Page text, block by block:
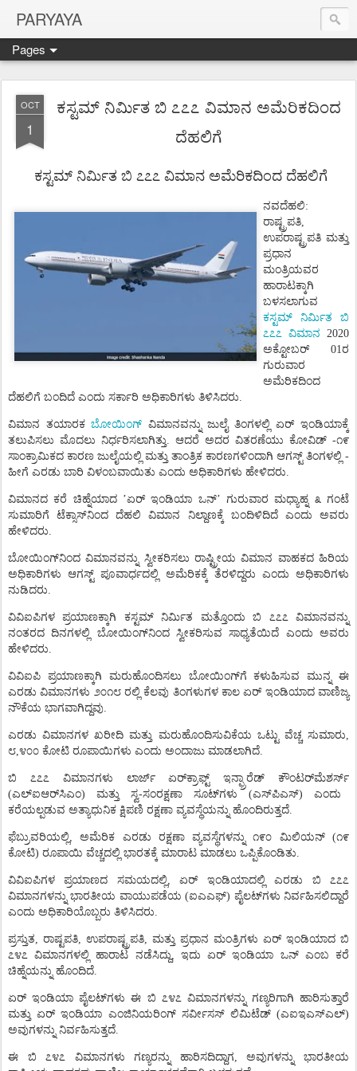
PARYAYA
Pages
OCT
1
ಕಸ್ಟಮ್ ನಿರ್ಮಿತ ಬಿ ೭೭೭ ವಿಮಾನ ಅಮೆರಿಕದಿಂದ
ದೆಹಲಿಗೆ
ಕಸ್ಟಮ್ ನಿರ್ಮಿತ ಬಿ ೭೭೭ ವಿಮಾನ ಅಮೆರಿಕದಿಂದ ದೆಹಲಿಗೆ
ನವದೆಹಲಿ:
ರಾಷ್ಟ್ರಪತಿ,
ಉಪರಾಷ್ಟ್ರಪತಿ ಮತ್ತು
ಪ್ರಧಾನ
ಮಂತ್ರಿಯವರ
ಹಾರಾಟಕ್ಕಾಗಿ
ಬಳಸಲಾಗುವ
ಕಸ್ಟಮ್
ನಿರ್ಮಿತ
ಬಿ
೭೭೭ ವಿಮಾನ 2020
ಅಕ್ಟೋಬರ್01ರ
ಗುರುವಾರ
ಅಮೆರಿಕದಿಂದ
ದೆಹಲಿಗೆ ಬಂದಿದೆ ಎಂದು ಸರ್ಕಾರಿ ಅಧಿಕಾರಿಗಳು ತಿಳಿಸಿದರು.
ವಿಮಾನ ತಯಾರಕ ಬೋಯಿಂಗ್ ವಿಮಾನವನ್ನು ಜುಲೈ ತಿಂಗಳಲ್ಲಿ ಏರ್ ಇಂಡಿಯಾಕ್ಕೆ
ತಲುಪಿಸಲು ಮೊದಲು ನಿರ್ಧರಿಸಲಾಗಿತ್ತು. ಆದರೆ ಅದರ ವಿತರಣೆಯು ಕೋವಿಡ್ -೧೯
ಸಾಂಕ್ರಾಮಿಕದ ಕಾರಣ ಜುಲೈಯಲ್ಲಿ ಮತ್ತು ತಾಂತ್ರಿಕ ಕಾರಣಗಳಿಂದಾಗಿ ಆಗಸ್ಟ್ ತಿಂಗಳಲ್ಲಿ -
ಹೀಗೆ ಎರಡು ಬಾರಿ ವಿಳಂಬವಾಯಿತು ಎಂದು ಅಧಿಕಾರಿಗಳು ಹೇಳಿದರು.
ವಿಮಾನದ ಕರೆ ಚಿಹ್ನೆಯಾದ’ಏರ್ ಇಂಡಿಯಾ ಒನ್’ಗುರುವಾರ ಮಧ್ಯಾಹ್ನ ೩ ಗಂಟೆ
ಸುಮಾರಿಗೆ
ಟೆಕ್ಸಾಸ್ನಿಂದ ದೆಹಲಿ ವಿಮಾನ ನಿಲ್ದಾಣಕ್ಕೆ ಬಂದಿಳಿದಿದೆ ಎಂದು
ಅವರು
ಹೇಳಿದರು.
ಬೋಯಿಂಗ್ನಿಂದ ವಿಮಾನವನ್ನು ಸ್ವೀಕರಿಸಲು ರಾಷ್ಟ್ರೀಯ ವಿಮಾನ ವಾಹಕದ ಹಿರಿಯ
ಅಧಿಕಾರಿಗಳು
ಆಗಸ್ಟ್ ಪೂವಾರ್ಧದಲ್ಲಿ ಅಮೆರಿಕಕ್ಕೆ ತೆರಳಿದ್ದರು ಎಂದು
ಅಧಿಕಾರಿಗಳು
ನುಡಿದರು.
ವಿವಿಐಪಿಗಳ ಪ್ರಯಾಣಕ್ಕಾಗಿ ಕಸ್ಟಮ್ ನಿರ್ಮಿತ ಮತ್ತೊಂದು ಬಿ ೭೭೭
ವಿಮಾನವನ್ನು
ನಂತರದ ದಿನಗಳಲ್ಲಿ ಬೋಯಿಂಗ್ನಿಂದ ಸ್ವೀಕರಿಸುವ ಸಾಧ್ಯತೆಯಿದೆ ಎಂದು
ಅವರು
ಹೇಳಿದರು.
ವಿವಿಐಪಿ ಪ್ರಯಾಣಕ್ಕಾಗಿ ಮರುಹೊಂದಿಸಲು ಬೋಯಿಂಗ್ಗೆ ಕಳುಹಿಸುವ ಮುನ್ನ
ಈ
ಎರಡು ವಿಮಾನಗಳು ೨೦೧೮ ರಲ್ಲಿ ಕೆಲವು ತಿಂಗಳುಗಳ ಕಾಲ ಏರ್ ಇಂಡಿಯಾದ ವಾಣಿಜ್ಯ
ನೌಕೆಯ ಭಾಗವಾಗಿದ್ದವು.
ಎರಡು ವಿಮಾನಗಳ ಖರೀದಿ ಮತ್ತು ಮರುಹೊಂದಿಸುವಿಕೆಯ ಒಟ್ಟು ವೆಚ್ಚ ಸುಮಾರು,
೮,೪೦೦ ಕೋಟಿ ರೂಪಾಯಿಗಳು ಎಂದು ಅಂದಾಜು ಮಾಡಲಾಗಿದೆ.
ಬಿ ೭೭೭ ವಿಮಾನಗಳು ಲಾರ್ಜ್ ಏರ್ಕ್ರಾಫ್ಟ್ ಇನ್ಫ್ರಾರೆಡ್ ಕೌಂಟರ್ಮೆಶರ್ಸ್
(ಎಲ್ಐಆರ್ಸಿಎಂ) ಮತ್ತು ಸ್ವ-ಸಂರಕ್ಷಣಾ ಸೂಟ್ಗಳು (ಎಸ್ಪಿಎಸ್) ಎಂದು
ಕರೆಯಲ್ಪಡುವ ಅತ್ಯಾಧುನಿಕ ಕ್ಷಿಪಣಿ ರಕ್ಷಣಾ ವ್ಯವಸ್ಥೆಯನ್ನು ಹೊಂದಿರುತ್ತದೆ.
ಫೆಬ್ರುವರಿಯಲ್ಲಿ,ಅಮೆರಿಕ ಎರಡು ರಕ್ಷಣಾ ವ್ಯವಸ್ಥೆಗಳನ್ನು ೧೯೦ ಮಿಲಿಯನ್(೧೯
ಕೋಟಿ) ರೂಪಾಯಿ ವೆಚ್ಚದಲ್ಲಿ ಭಾರತಕ್ಕೆ ಮಾರಾಟ ಮಾಡಲು ಒಪ್ಪಿಕೊಂಡಿತು.
ವಿವಿಐಪಿಗಳ ಪ್ರಯಾಣದ ಸಮಯದಲ್ಲಿ,ಏರ್ ಇಂಡಿಯಾದಲ್ಲಿ ಎರಡು ಬಿ
೭೭೭
ವಿಮಾನಗಳನ್ನು ಭಾರತೀಯ ವಾಯುಪಡೆಯ (ಐಎಎಫ್) ಪೈಲಟ್ಗಳು ನಿರ್ವಹಿಸಲಿದ್ದಾರೆ
ಎಂದು ಅಧಿಕಾರಿಯೊಬ್ಬರು ತಿಳಿಸಿದರು.
ಪ್ರಸ್ತುತ, ರಾಷ್ಟಪತಿ, ಉಪರಾಷ್ಟ್ರಪತಿ, ಮತ್ತು ಪ್ರಧಾನ ಮಂತ್ರಿಗಳು ಏರ್ ಇಂಡಿಯಾದ ಬಿ
೭೪೭ ವಿಮಾನಗಳಲ್ಲಿ ಹಾರಾಟ ನಡೆಸಿದ್ದು, ಇದು ಏರ್ ಇಂಡಿಯಾ ಒನ್ ಎಂಬ
ಕರೆ
ಚಿಹ್ನೆಯನ್ನು ಹೊಂದಿದೆ.
ಏರ್ ಇಂಡಿಯಾ ಪೈಲಟ್ಗಳು ಈ ಬಿ ೭೪೭ ವಿಮಾನಗಳನ್ನು ಗಣ್ಯರಿಗಾಗಿ ಹಾರಿಸುತ್ತಾರೆ
ಮತ್ತು ಏರ್ ಇಂಡಿಯಾ ಎಂಜಿನಿಯರಿಂಗ್ ಸರ್ವೀಸಸ್ ಲಿಮಿಟೆಡ್(ಎಐಇಎಸ್ಎಲ್)
ಅವುಗಳನ್ನು ನಿರ್ವಹಿಸುತ್ತದೆ.
ಈ ಬಿ ೭೪೭ ವಿಮಾನಗಳು ಗಣ್ಯರನ್ನು ಹಾರಿಸದಿದ್ದಾಗ,ಅವುಗಳನ್ನು
ಭಾರತೀಯ